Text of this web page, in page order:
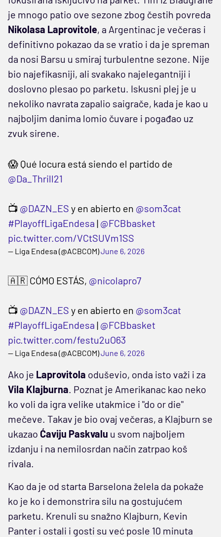
je mnogo patio ove sezone zbog čestih povreda
Nikolasa Laprovitole, a Argentinac je večeras i
definitivno pokazao da se vratio i da je spreman
da nosi Barsu u smiraj turbulentne sezone. Nije
bio najefikasniji, ali svakako najelegantniji i
doslovno plesao po parketu. Iskusni plej je u
nekoliko navrata zapalio saigrače, kada je kao u
najboljim danima lomio čuvare i pogađao uz
zvuk sirene.
😱 Qué locura está siendo el partido de
@Da_Thrill21
📺 @DAZN_ES y en abierto en @som3cat
#PlayoffLigaEndesa | @FCBbasket
pic.twitter.com/VCtSUVm1SS
— Liga Endesa (@ACBCOM)June 6, 2026
🇦🇷 CÓMO ESTÁS, @nicolapro7
📺 @DAZN_ES y en abierto en @som3cat
#PlayoffLigaEndesa | @FCBbasket
pic.twitter.com/festu2uO63
— Liga Endesa (@ACBCOM)June 6, 2026
Ako je Laprovitola oduševio, onda isto važi i za
Vila Klajburna. Poznat je Amerikanac kao neko
ko voli da igra velike utakmice i "do or die"
mečeve. Takav je bio ovaj večeras, a Klajburn se
ukazao Ćaviju Paskvalu u svom najboljem
izdanju i na nemilosrdan način zatrpao koš
rivala.
Kao da je od starta Barselona želela da pokaže
ko je ko i demonstrira silu na gostujućem
parketu. Krenuli su snažno Klajburn, Kevin
Panter i ostali i gosti su već posle 10 minuta